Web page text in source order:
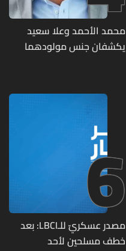
محمد الأحمد وعلا سعيد
يكشفان جنس مولودهما
6
مصدر عسكريّ للـLBCI: بعد
خطف مسلحين لأحد